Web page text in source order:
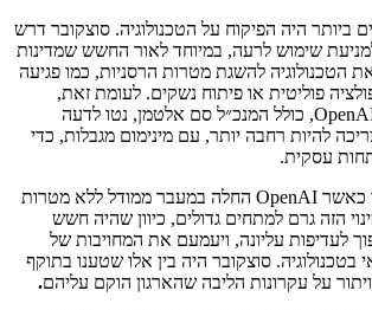
ביותר היה הפיקוח על הטכנולוגיה. סוצקובר דרש
שימוש לרעה, במיוחד לאור החשש שמדינות
הטכנולוגיה להשגת מטרות הרסניות, כמו פגיעה
פוליטית או פיתוח נשקים. לעומת זאת,
גורמים אחרים בתוך OpenAI, כולל המנכ״ל סם אלטמן, נטו לדעה
להיות רחבה יותר, עם מינימום מגבלות, כדי
עסקית.
חילוקי הדעות החריפו כאשר OpenAI החלה במעבר ממודל ללא מטרות
הזה גרם למתחים גדולים, כיוון שהיה חשש
לעדיפות עליונה, ויעמעם את המחויבות של
בטכנולוגיה. סוצקובר היה בין אלו שטענו בתוקף
על עקרונות הליבה שהארגון הוקם עליהם.